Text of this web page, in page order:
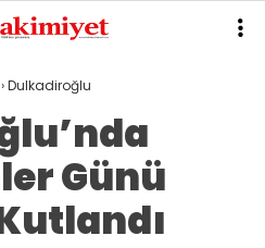
›Dulkadiroğlu
Günü